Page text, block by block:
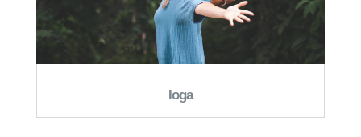
Ioga